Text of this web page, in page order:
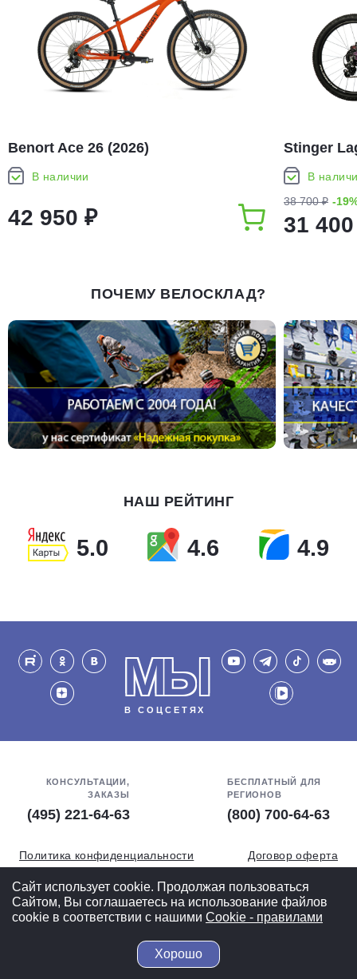
Benort Ace 26 (2026)
В наличии
42 950 ₽
Stinger
В
38 700 ₽ -
31
ПОЧЕМУ ВЕЛОСКЛАД?
НАШ РЕЙТИНГ
5.0 4.6 4.9
МЫ
В СОЦСЕТЯХ
КОНСУЛЬТАЦИИ,
ЗАКАЗЫ
(495) 221-64-63
БЕСПЛАТНЫЙ ДЛЯ
РЕГИОНОВ
(800) 700-64-63
Политика конфиденциальности
Договор оферта
Обработка персональных данных
СОУТ
Полная версия
© 2004-2026 ВелоСклад.ру - более 20 лет радуем Вас!
Сайт использует cookie. Продолжая пользоваться
Сайтом, Вы соглашаетесь на использование файлов
cookie в соответствии с нашими Cookiе - правилами
Хорошо